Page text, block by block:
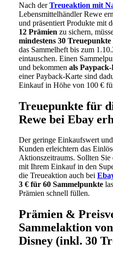
Nach derTreueaktion mit
Lebensmittelhändler Rewe
und präsentiert Produkte mit
12 Prämien zu sichern,
mindestens 30 Treuepunkte
das Sammelheft bis zum
eintauschen. Einen
und bekommen als
einer Payback-Karte sind
Einkauf in Höhe von 100 €
Treuepunkte für
Rewe bei Ebay
Der geringe Einkaufswert
Kunden erleichtern das
Aktionszeitraums. Sollten Sie
mit Ihrem Einkauf in den
die Treueaktion auch bei
3 € für 60 Sammelpunkte
Prämien schnell füllen.
Prämien &
Sammelaktion
Disney (inkl. 30